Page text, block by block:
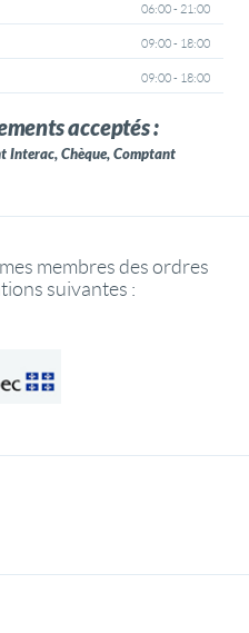
06:00 - 21:00
09:00 - 18:00
09:00 - 18:00
acceptés :
Interac, Chèque, Comptant
membres des ordres
suivantes :